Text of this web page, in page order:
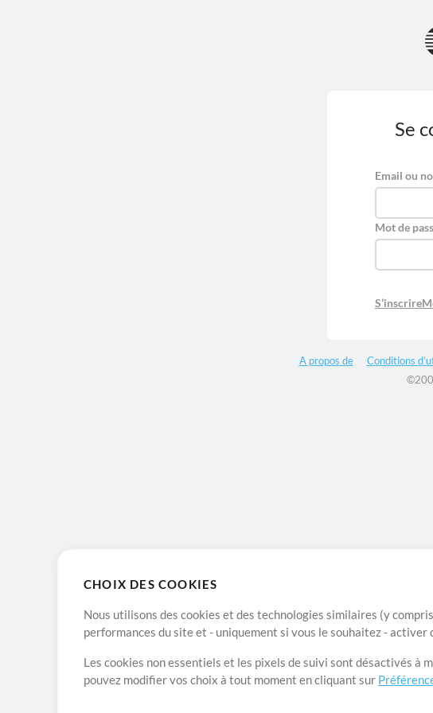
CHOIX DES COOKIES
Nous utilisons des cookies et des technologies similaires (y
performances du site et - uniquement si vous le souhaitez -
Les cookies non essentiels et les pixels de suivi sont désactivés à
pouvez modifier vos choix à tout moment en cliquant sur
Se
Email ou
Mot de
S’inscrire
A propos de Conditions